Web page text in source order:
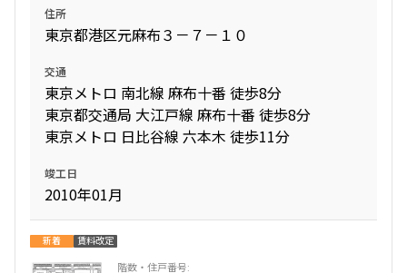
住所
東京都港区元麻布３－７－１０
交通
東京メトロ 南北線 麻布十番 徒歩8分
東京都交通局 大江戸線 麻布十番 徒歩8分
東京メトロ 日比谷線 六本木 徒歩11分
竣工日
2010年01月
新着 賃料改定